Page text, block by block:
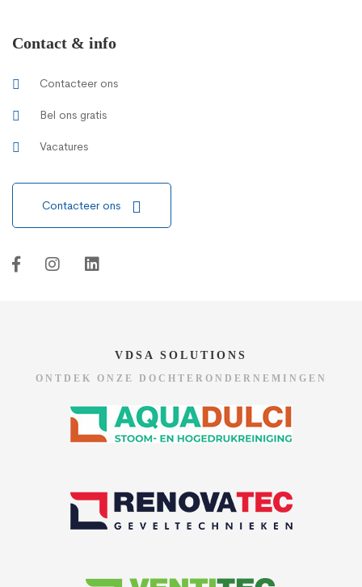
Contact & info
Contacteer ons
Bel ons gratis
Vacatures
Contacteer ons
VDSA SOLUTIONS
ONTDEK ONZE DOCHTERONDERNEMINGEN